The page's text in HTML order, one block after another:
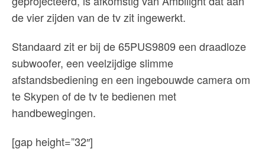
de vier zijden van de tv zit ingewerkt.
Standaard zit er bij de 65PUS9809 een draadloze
subwoofer, een veelzijdige slimme
afstandsbediening en een ingebouwde camera om
te Skypen of de tv te bedienen met
handbewegingen.
[gap height=”32″]